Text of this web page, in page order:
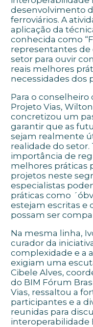
desenvolvimento
ferroviários. A
aplicação da
conhecida como
representantes
setor para ouvir
reais melhores
necessidades dos
Para o
Projeto Vias,
concretizou um
garantir que as
sejam realmente
realidade do
importância de
melhores práticas
projetos neste
especialistas
práticas como
estejam escritas e
possam ser
Na mesma linha,
curador da
complexidade e a
exigiam uma
Cibele Alves,
do BIM Fórum
Vias, ressaltou a
participantes e a
reunidas para
interoperabilidade